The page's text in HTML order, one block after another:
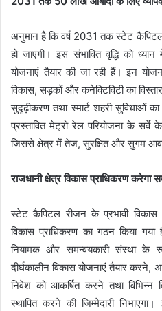
अनुमान है कि वर्ष 2031 तक स्टेट
हो जाएगी। इस संभावित वृद्धि को ध्यान
योजनाएं तैयार की जा रही हैं। इन
विकास, सड़कों और कनेक्टिविटी का
सुदृढ़ीकरण तथा स्मार्ट शहरी सुविधाओं
प्रस्तावित मेट्रो रेल परियोजना के सर्वे
जिससे क्षेत्र में तेज, सुरक्षित और सुगम
राजधानी क्षेत्र विकास प्राधिकरण करेगा
स्टेट कैपिटल रीजन के प्रभावी
विकास प्राधिकरण का गठन किया
नियामक और समन्वयकारी संस्था के
दीर्घकालीन विकास योजनाएं तैयार
निवेश को आकर्षित करने तथा विभिन्न
स्थापित करने की जिम्मेदारी